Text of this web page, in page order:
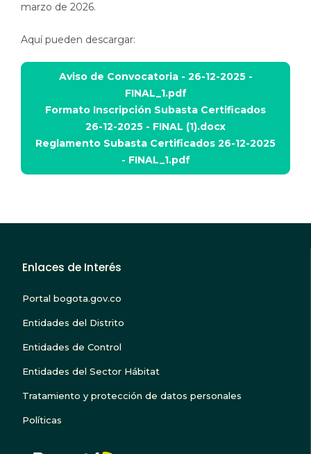
marzo de 2026.
Aquí pueden descargar:
Documento
Adjunto
Aviso de Convocatoria - 26-12-2025 -
FINAL_1.pdf
Formato Inscripción Subasta Certificados
26-12-2025 - FINAL (1).docx
Reglamento Subasta Certificados 26-12-2025
- FINAL_1.pdf
Enlaces de Interés
Portal bogota.gov.co
Entidades del Distrito
Entidades de Control
Entidades del Sector Hábitat
Tratamiento y protección de datos personales
Políticas